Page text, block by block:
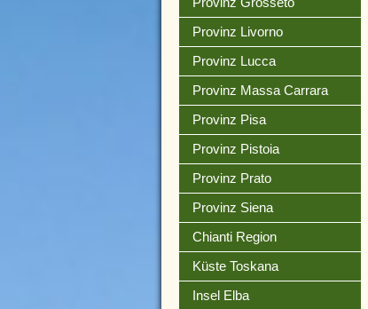
Provinz Livorno
Provinz Lucca
Provinz Massa Carrara
Provinz Pisa
Provinz Pistoia
Provinz Prato
Provinz Siena
Chianti Region
Küste Toskana
Insel Elba